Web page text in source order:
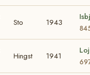
Sto 1943
Hingst 1941